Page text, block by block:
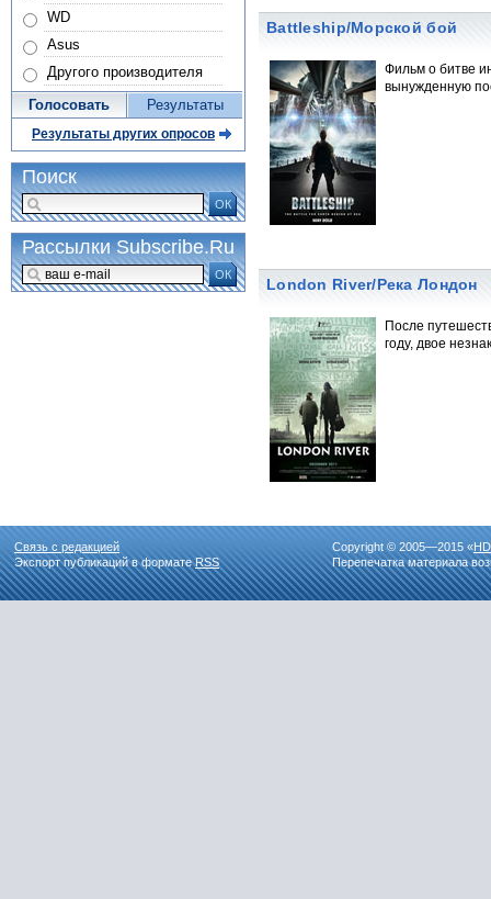
Battleship/Морской бой
Фильм о битве
вынужденную
London River/Река Лондон
После
году, двое
WD
Asus
Другого производителя
Голосовать Результаты
Результаты других опросов
Поиск
ОК
Рассылки Subscribe.Ru
ОК
Связь с редакцией
Экспорт публикаций в форматеRSS
Copyright © 2005—2015 «
Перепечатка материала